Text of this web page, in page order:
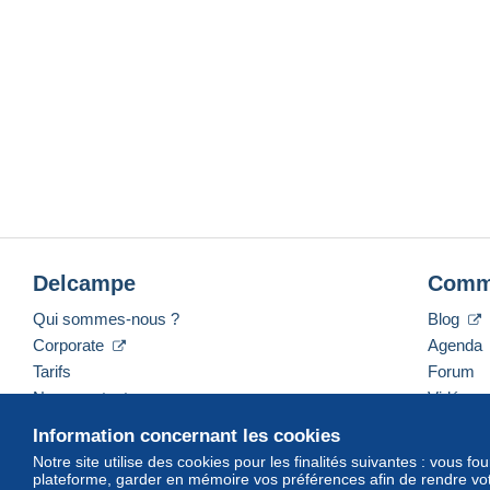
Information concernant les cookies
Notre site utilise des cookies pour les finalités suivantes : vous
plateforme, garder en mémoire vos préférences afin de rendre
Delcampe
Qui sommes-nous ?
Corporate
Tarifs
Nous contacter
Blog
Agenda
Forum
Vidéos
Français USD America/Indiana/Vevay